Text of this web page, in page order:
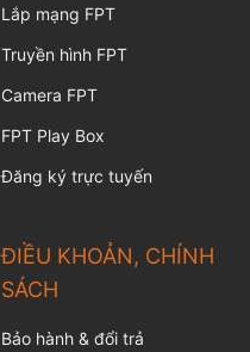
Lắp mạng FPT
Truyền hình FPT
Camera FPT
FPT Play Box
Đăng ký trực tuyến
ĐIỀU KHOẢN, CHÍNH
SÁCH
Bảo hành & đổi trả